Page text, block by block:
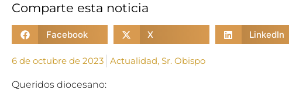
Comparte esta noticia
Facebook X LinkedIn
6 de octubre de 2023 Actualidad, Sr. Obispo
Queridos diocesano: